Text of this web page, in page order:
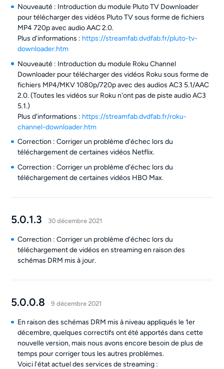
Nouveauté : Introduction du module Pluto TV Downloader
pour télécharger des vidéos Pluto TV sous forme de fichiers
MP4 720p avec audio AAC 2.0.
Plus d'informations : https://streamfab.dvdfab.fr/pluto-tv-
downloader.htm
Nouveauté : Introduction du module Roku Channel
Downloader pour télécharger des vidéos Roku sous forme de
fichiers MP4/MKV 1080p/720p avec des audios AC3 5.1/AAC
2.0. (Toutes les vidéos sur Roku n'ont pas de piste audio AC3
5.1.)
Plus d'informations : https://streamfab.dvdfab.fr/roku-
channel-downloader.htm
Correction : Corriger un problème d'échec lors du
téléchargement de certaines vidéos Netflix.
Correction : Corriger un problème d'échec lors du
téléchargement de certaines vidéos HBO Max.
5.0.1.3 30 décembre 2021
Correction : Corriger un problème d'échec lors du
téléchargement de vidéos en streaming en raison des
schémas DRM mis à jour.
5.0.0.8 9 décembre 2021
En raison des schémas DRM mis à niveau appliqués le 1er
décembre, quelques correctifs ont été apportés dans cette
nouvelle version, mais nous avons encore besoin de plus de
temps pour corriger tous les autres problèmes.
Voici l'état actuel des services de streaming :